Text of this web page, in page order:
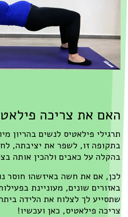
האם את צריכה
תרגילי פילאטיס לנשים בהריון
בתקופה זו, לשפר את יציבתה,
בהקלה על כאבים ולהכין אותה
לכן, אם את חשה באיזשהו חוסר
באזורים שונים, מעוניינת
שתסייע לך לצלוח את הלידה
צריכה פילאטיס, כאן ועכשיו!